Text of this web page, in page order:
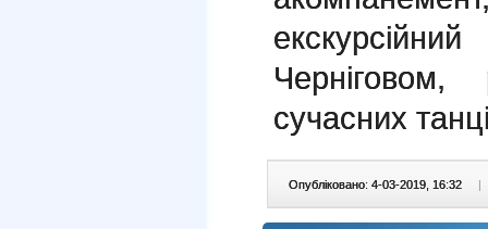
сучасних
Опубліковано: 4-03-2019, 16:32 |